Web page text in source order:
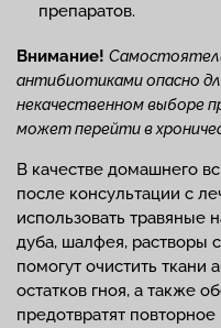
препаратов.
Внимание!
антибиотиками опасно
некачественном выборе
может перейти в
В качестве домашнего
после консультации с
использовать травяные
дуба, шалфея, растворы
помогут очистить ткани
остатков гноя, а также
предотвратят